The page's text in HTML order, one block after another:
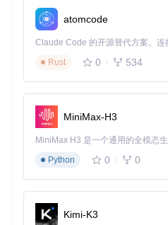
操作响应
■□□□□ <200m
理能力
应用
2.3 适用度自评量表
LXDE环境适用度（1-5分选择）：
设备内存≤2GB → 5分
主要用途为基础办公 → 4分
追求极致响应速度 → 5分
需要运行多媒体应用 → 2分
XFCE环境适用度
atomcode
Rust
0 534
MiniMax-H3
Python
0 0
Kimi-K3